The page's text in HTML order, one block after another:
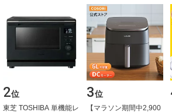
2位
東​芝​ ​T​O​S​H​I​B​A​ ​単​機​能​レ​
3位
【​マ​ラ​ソ​ン​期​間​中​2​,​9​0​0​